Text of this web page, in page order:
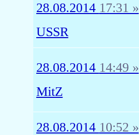
28.08.2014 17:31 »
USSR
28.08.2014 14:49 »
MitZ
28.08.2014 10:52 »